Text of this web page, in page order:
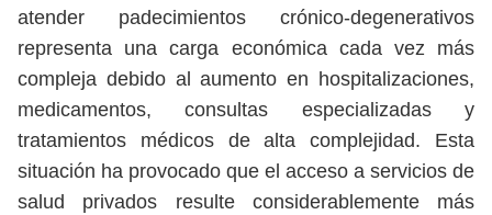
atender padecimientos crónico-degenerativos
representa una carga económica cada vez más
compleja debido al aumento en hospitalizaciones,
medicamentos, consultas especializadas y
tratamientos médicos de alta complejidad. Esta
situación ha provocado que el acceso a servicios de
salud privados resulte considerablemente más